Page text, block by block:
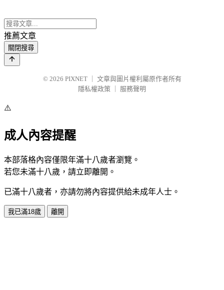
推薦文章
關閉搜尋
© 2026 PIXNET
文章與圖片權利屬原作者所有
隱私權政策
服務聲明
⚠️
成人內容提醒
本部落格內容僅限年滿十八歲者瀏覽。
若您未滿十八歲，請立即離開。
已滿十八歲者，亦請勿將內容提供給未成年人士。
我已滿18歲 離開